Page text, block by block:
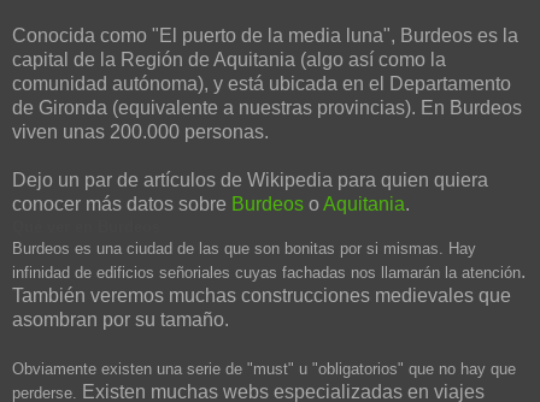
Conocida como "El puerto de la media luna", Burdeos es la
capital de la Región de Aquitania (algo así como la
comunidad autónoma), y está ubicada en el Departamento
de Gironda (equivalente a nuestras provincias). En Burdeos
viven unas 200.000 personas.
Dejo un par de artículos de Wikipedia para quien quiera
conocer más datos sobre Burdeos o Aquitania.
Burdeos es una ciudad de las que son bonitas por si mismas. Hay
infinidad de edificios señoriales cuyas fachadas nos llamarán la atención.
También veremos muchas construcciones medievales que
asombran por su tamaño.
Obviamente existen una serie de "must" u "obligatorios" que no hay que
perderse.
Existen muchas webs especializadas en viajes